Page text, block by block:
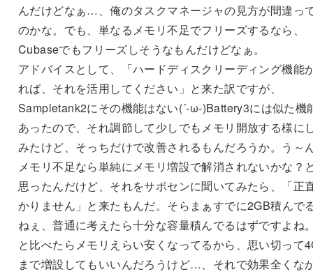
んだけどなぁ…、俺のタスクマネージャの見方が間違っ
のかな。でも、単なるメモリ不足でフリーズするなら、
Cubaseでもフリーズしそうなもんだけどなぁ。
アドバイスとして、「ハードディスクリーディング機能
れば、それを活用してください」と来た訳ですが、
Sampletank2にその機能はない(´-ω-)Battery3には似た機
あったので、それ調節して少しでもメモリ開放する様に
みたけど、そっちだけで改善されるもんだろうか。う～
メモリ不足なら単純にメモリ増設で解消されないかな？
思ったんだけど、それをサポセンに聞いてみたら、「正
かりません」と来たもんだ。そらまぁすでに2GB積んで
ねぇ、普通に考えたら十分な容量積んでるはずですよね
と比べたらメモリえらい安くなってるから、思い切って
まで増設してもいいんだろうけど…、それで効果全くな